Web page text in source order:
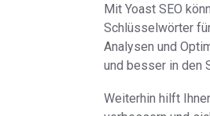
Mit Yoast SEO
Schlüsselwörter
Analysen und
und besser in den
Weiterhin hilft